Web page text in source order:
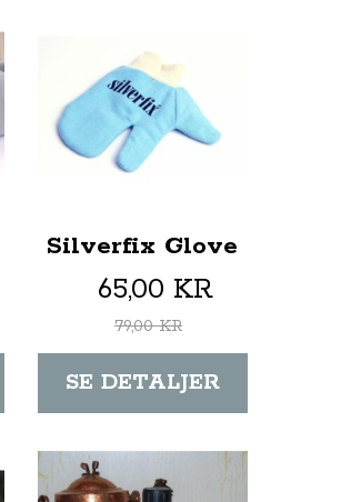
Silverfix Glove
65,00 KR
79,00 KR
SE DETALJER